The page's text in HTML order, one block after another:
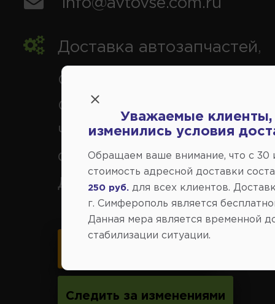
info@avtovse.com.ru
Доставка автозапчастей,
Симферополь и районы,
Севастополь, Ялта,
Черноморское, Саки,
Феодосия, Старый Крым,
Джанкой.
Следить за изменениями
Уважаемые клиенты,
изменились условия
Обращаем ваше внимание, что c 30
стоимость адресной доставки
250 руб. для всех клиентов.
г. Симферополь является
Данная мера является временной
стабилизации ситуации.